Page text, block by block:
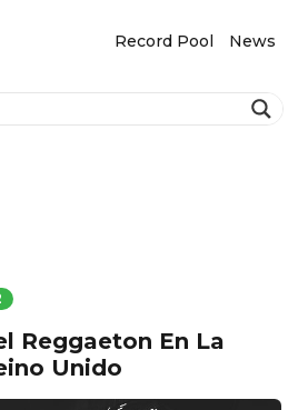
Record Pool News
Reggaeton En La
Unido